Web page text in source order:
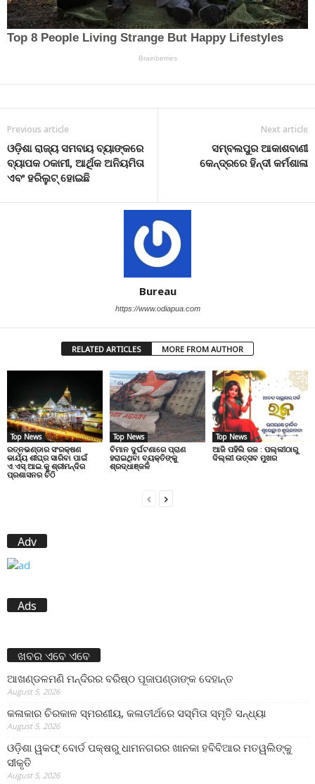
Previous article
ଓଡ଼ିଶା ରାଜ୍ୟ ସମବାୟ ବ୍ୟାଙ୍କରେ
ବ୍ୟାପକ ଠକାମୀ, ଆର୍ଥିକ ଅନିୟମିତା
ଏବଂ ହରିଲୁଟ୍ ହୋଇଛି
Next article
ସମ୍ବଲପୁର ଆକାଶବାଣୀ
କେନ୍ଦ୍ରରେ ହିନ୍ଦୀ କର୍ମଶାଳା
Bureau
https://www.odiapua.com
RELATED ARTICLES MORE FROM AUTHOR
Top News
ରତ୍ନଭଣ୍ଡାର ସଂରକ୍ଷଣ
କାର୍ଯ୍ୟ ଶୀଘ୍ର ସାରିବା ପାଇଁ
ଏ.ଏସ୍.ଆଇ.କୁ ଶ୍ରୀମନ୍ଦିର
ପ୍ରଶାସନର ଚିଠି
Top News
ବିମାନ ଦୁର୍ଘଟଣାରେ ପ୍ରାଣ
ହରାଇଥିବା ବ୍ୟକ୍ତିଙ୍କୁ
ଶ୍ରଦ୍ଧାଞ୍ଜଳି
Top News
ଆଜି ପହିଲି ରଜ : ପଲ୍ଲୀଠାରୁ
ଦିଲ୍ଲୀ ଉତ୍ସବ ମୁଖର
Adv
Ads
ଖବର ଏବେ ଏବେ
ଆଖଣ୍ଡଳମଣି ମନ୍ଦିରର ବରିଷ୍ଠ ପୂଜାପଣ୍ଡାଙ୍କ ଦେହାନ୍ତ
August 5, 2026
କଳାକାର ଚିରକାଳ ସ୍ମରଣୀୟ, କଳାତୀର୍ଥରେ ସସ୍ମିତା ସ୍ମୃତି ସନ୍ଧ୍ୟା
August 5, 2026
ଓଡ଼ିଶା ୱକଫ୍ ବୋର୍ଡ ପକ୍ଷରୁ ଧାମନଗରର ଖାନକା ହବିବିଆର ମତୱଲିଙ୍କୁ
ସୀକୃତି
August 5, 2026